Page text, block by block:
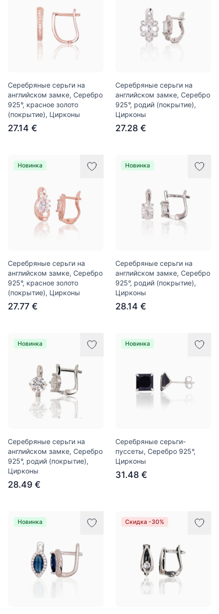
Серебряные серьги на
английском замке, Серебро
925°, красное золото
(покрытие), Цирконы
27.14 €
Серебряные серьги на
английском замке, Серебро
925°, родий (покрытие),
Цирконы
27.28 €
Новинка
Серебряные серьги на
английском замке, Серебро
925°, красное золото
(покрытие), Цирконы
27.77 €
Новинка
Серебряные серьги на
английском замке, Серебро
925°, родий (покрытие),
Цирконы
28.14 €
Новинка
Серебряные серьги на
английском замке, Серебро
925°, родий (покрытие),
Цирконы
28.49 €
Новинка
Серебряные серьги-
пуссеты, Серебро 925°,
Цирконы
31.48 €
Новинка Скидка -30%